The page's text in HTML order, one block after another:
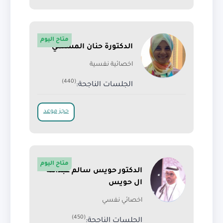
الدكتورة حنان المسلمي
اخصائية نفسية
الجلسات الناجحة:(440)
متاح اليوم
حجز موعد
الدكتور حويس سالم عبدالله
ال حويس
اخصائي نفسي
الجلسات الناجحة:(450)
متاح اليوم